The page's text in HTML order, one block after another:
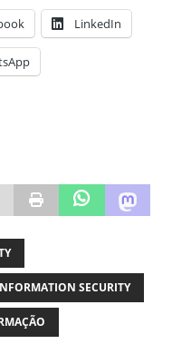
LinkedIn
SECURITY